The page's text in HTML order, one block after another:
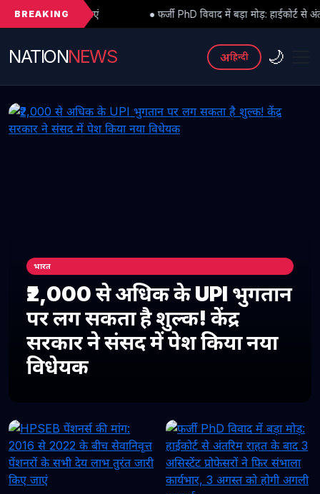
BREAKING● फर्जी PhD विवाद में बड़ा मोड़: हाईकोर्ट से अंतरिम राहत के बाद 3
NATIONNEWS अहिन्दी 🌙
भारत
₹2,000 से अधिक के UPI भुगतान
पर लग सकता है शुल्क! केंद्र
सरकार ने संसद में पेश किया नया
विधेयक